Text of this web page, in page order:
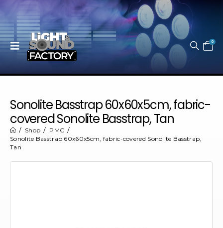
0
Sonolite Basstrap 60x60x5cm, fabric-
covered Sonolite Basstrap, Tan
Shop
PMC
Sonolite Basstrap 60x60x5cm, fabric-covered Sonolite Basstrap,
Tan